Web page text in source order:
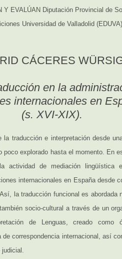
Y EVALÚAN Diputación Provincial de
Universidad de Valladolid (EDUVA)
CÁCERES
en la
internacionales en
(s. XVI-XIX).
la traducción e interpretación desde
poco explorado hasta el momento. En
actividad de mediación lingüística
internacionales en España desde
la traducción funcional es abordada
socio-cultural a través de un
de Lenguas, creado como
correspondencia internacional, así
judicial.